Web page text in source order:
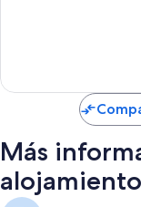
Más
alojamiento